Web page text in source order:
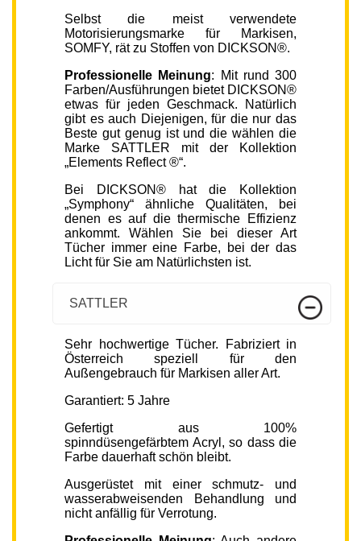
Selbst die meist verwendete
Motorisierungsmarke für Markisen,
SOMFY, rät zu Stoffen von DICKSON®.
Professionelle Meinung: Mit rund 300
Farben/Ausführungen bietet DICKSON®
etwas für jeden Geschmack. Natürlich
gibt es auch Diejenigen, für die nur das
Beste gut genug ist und die wählen die
Marke SATTLER mit der Kollektion
„Elements Reflect ®“.
Bei DICKSON® hat die Kollektion
„Symphony“ ähnliche Qualitäten, bei
denen es auf die thermische Effizienz
ankommt. Wählen Sie bei dieser Art
Tücher immer eine Farbe, bei der das
Licht für Sie am Natürlichsten ist.
SATTLER
Sehr hochwertige Tücher. Fabriziert in
Österreich speziell für den
Außengebrauch für Markisen aller Art.
Garantiert: 5 Jahre
Gefertigt aus 100%
spinndüsengefärbtem Acryl, so dass die
Farbe dauerhaft schön bleibt.
Ausgerüstet mit einer schmutz- und
wasserabweisenden Behandlung und
nicht anfällig für Verrotung.